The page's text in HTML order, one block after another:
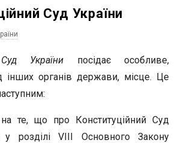
Суд України
Суд України посідає особливе,
інших органів держави, місце. Це
те, що про Конституційний Суд
у розділі VIII Основного Закону